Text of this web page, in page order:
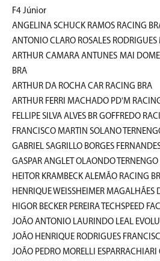
F4 Júnior
ANGELINA SCHUCK RAMOS RACING
ANTONIO CLARO ROSALES
ARTHUR CAMARA ANTUNES MAI
BRA
ARTHUR DA ROCHA CAR RACING BRA
ARTHUR FERRI MACHADO PD'M
FELLIPE SILVA ALVES BR GOFFREDO
FRANCISCO MARTIN SOLANO
GABRIEL SAGRILLO BORGES
GASPAR ANGLET OLAONDO TERNENGO
HEITOR KRAMBECK ALEMÃO RACING
HENRIQUE WEISSHEIMER MAGALHÃES
HIGOR BECKER PEREIRA TECHSPEED
JOÃO ANTONIO LAURINDO LEAL
JOÃO HENRIQUE RODRIGUES
JOÃO PEDRO MORELLI